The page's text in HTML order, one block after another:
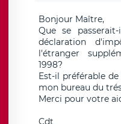
Bonjour Maître,
Que se
déclaration
l'étranger
1998?
Est-il préférable
mon bureau du
Merci pour votre